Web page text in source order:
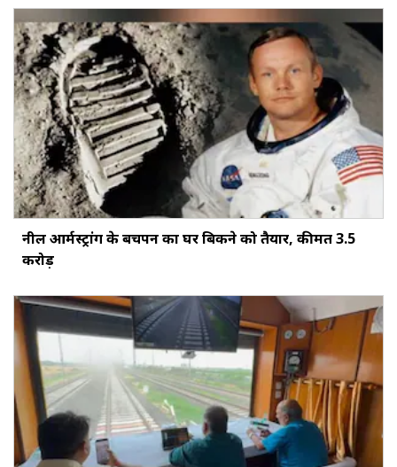
नील आर्मस्ट्रांग के बचपन का घर बिकने को तैयार, कीमत 3.5
करोड़